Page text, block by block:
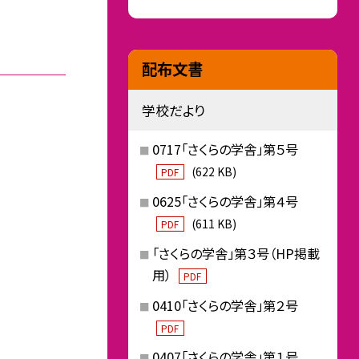
配布文書
学校だより
0717「さくらの学舎」第５号
PDF (622 KB)
0625「さくらの学舎」第４号
PDF (611 KB)
「さくらの学舎」第３号（HP掲載
用）
PDF
0410「さくらの学舎」第２号
PDF